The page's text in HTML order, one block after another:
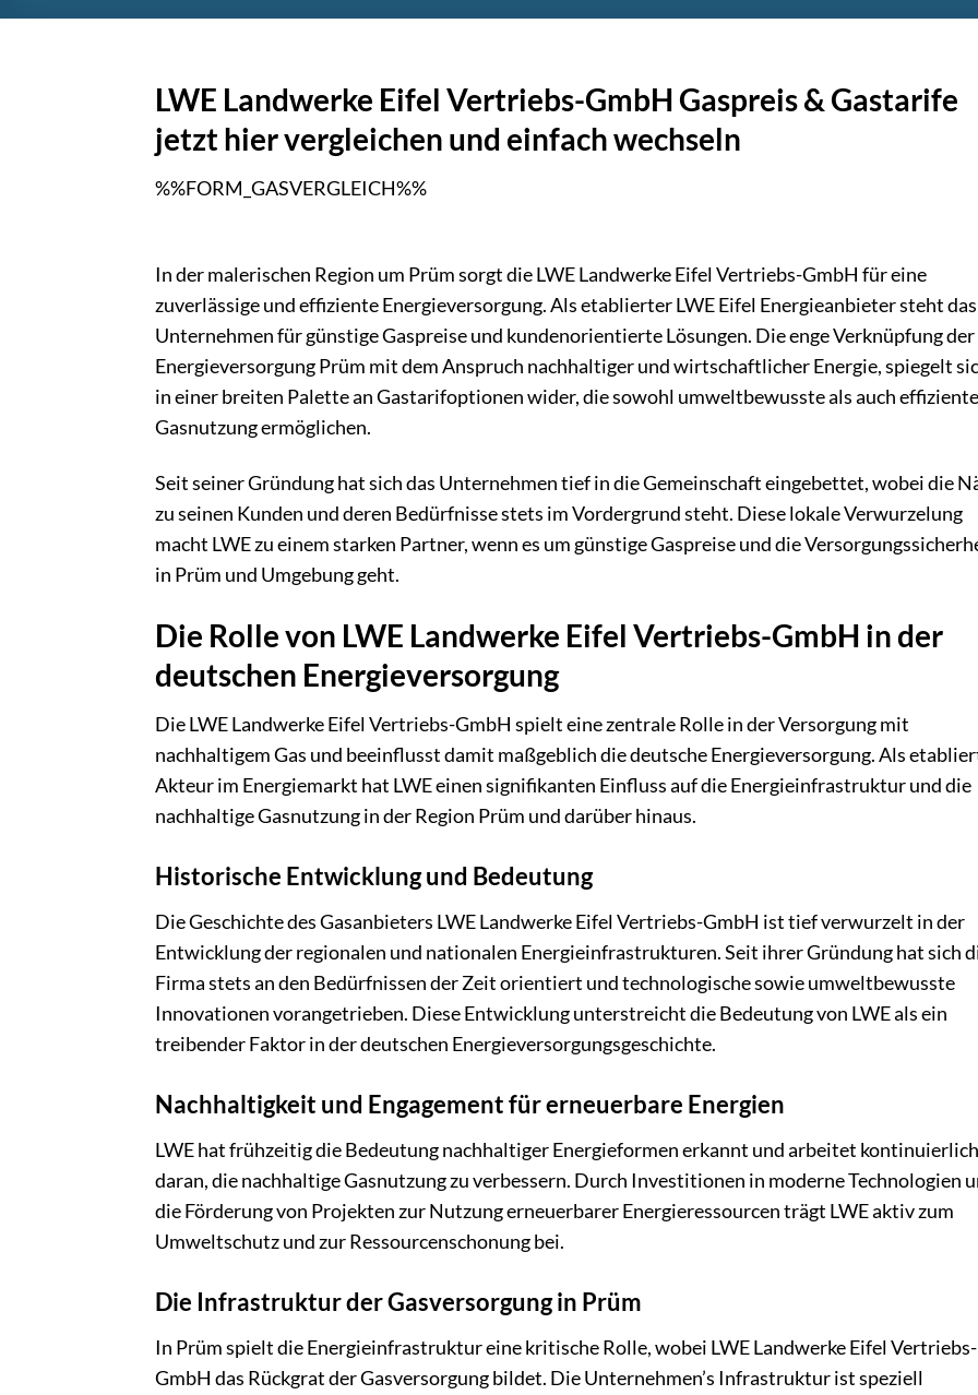
LWE Landwerke Eifel Vertriebs-GmbH Gaspreis & Gastarife
jetzt hier vergleichen und einfach wechseln
%%FORM_GASVERGLEICH%%
In der malerischen Region um Prüm sorgt die LWE Landwerke Eifel Vertriebs-GmbH für eine
zuverlässige und effiziente Energieversorgung. Als etablierter LWE Eifel Energieanbieter steht das
Unternehmen für günstige Gaspreise und kundenorientierte Lösungen. Die enge Verknüpfung der
Energieversorgung Prüm mit dem Anspruch nachhaltiger und wirtschaftlicher Energie, spiegelt
in einer breiten Palette an Gastarifoptionen wider, die sowohl umweltbewusste als auch effiziente
Gasnutzung ermöglichen.
Seit seiner Gründung hat sich das Unternehmen tief in die Gemeinschaft eingebettet, wobei die
zu seinen Kunden und deren Bedürfnisse stets im Vordergrund steht. Diese lokale Verwurzelung
macht LWE zu einem starken Partner, wenn es um günstige Gaspreise und die
in Prüm und Umgebung geht.
Die Rolle von LWE Landwerke Eifel Vertriebs-GmbH in der
deutschen Energieversorgung
Die LWE Landwerke Eifel Vertriebs-GmbH spielt eine zentrale Rolle in der Versorgung mit
nachhaltigem Gas und beeinflusst damit maßgeblich die deutsche Energieversorgung. Als
Akteur im Energiemarkt hat LWE einen signifikanten Einfluss auf die Energieinfrastruktur und die
nachhaltige Gasnutzung in der Region Prüm und darüber hinaus.
Historische Entwicklung und Bedeutung
Die Geschichte des Gasanbieters LWE Landwerke Eifel Vertriebs-GmbH ist tief verwurzelt in der
Entwicklung der regionalen und nationalen Energieinfrastrukturen. Seit ihrer Gründung hat sich
Firma stets an den Bedürfnissen der Zeit orientiert und technologische sowie umweltbewusste
Innovationen vorangetrieben. Diese Entwicklung unterstreicht die Bedeutung von LWE als ein
treibender Faktor in der deutschen Energieversorgungsgeschichte.
Nachhaltigkeit und Engagement für erneuerbare Energien
LWE hat frühzeitig die Bedeutung nachhaltiger Energieformen erkannt und arbeitet kontinuierlich
daran, die nachhaltige Gasnutzung zu verbessern. Durch Investitionen in moderne Technologien
die Förderung von Projekten zur Nutzung erneuerbarer Energieressourcen trägt LWE aktiv zum
Umweltschutz und zur Ressourcenschonung bei.
Die Infrastruktur der Gasversorgung in Prüm
In Prüm spielt die Energieinfrastruktur eine kritische Rolle, wobei LWE Landwerke Eifel Vertriebs-
GmbH das Rückgrat der Gasversorgung bildet. Die Unternehmen’s Infrastruktur ist speziell